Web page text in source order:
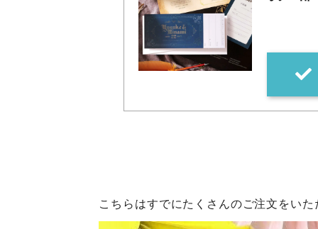
こちらはすでにたくさんのご注文をいた